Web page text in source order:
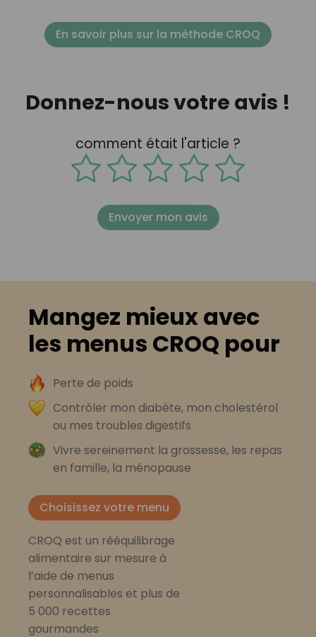
En savoir plus sur la méthode CROQ
Donnez-nous votre avis !
comment était l'article ?
Envoyer mon avis
Mangez mieux avec
les menus CROQ pour
Perte de poids
Contrôler mon diabète, mon cholestérol
ou mes troubles digestifs
Vivre sereinement la grossesse, les repas
en famille, la ménopause
Choisissez votre menu
CROQ est un rééquilibrage
alimentaire sur mesure à
l’aide de menus
personnalisables et plus de
5 000 recettes
gourmandes